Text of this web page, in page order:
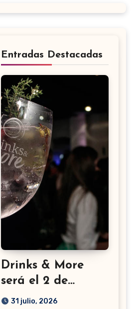
Entradas Destacadas
Drinks & More
será el 2 de
setiembre en el
31 julio, 2026